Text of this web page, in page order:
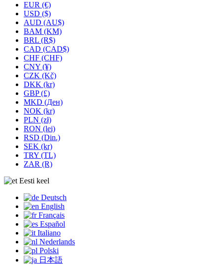
EUR (€)
USD ($)
AUD (AU$)
BAM (KM)
BRL (R$)
CAD (CAD$)
CHF (CHF)
CNY (¥)
CZK (Kč)
DKK (kr)
GBP (£)
MKD (Ден)
NOK (kr)
PLN (zł)
RON (lei)
RSD (Din.)
SEK (kr)
TRY (TL)
ZAR (R)
Eesti keel
Deutsch
English
Français
Español
Italiano
Nederlands
Polski
日本語